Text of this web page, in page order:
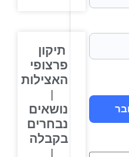
תיקון
פרצופי
האצילות
נושאים
נבחרים
בקבלה